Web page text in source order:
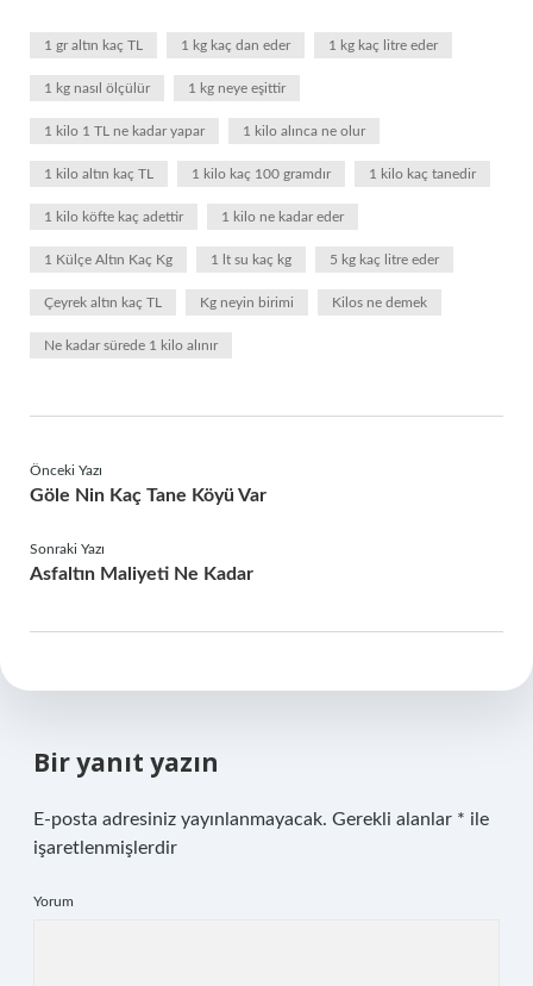
1 gr altın kaç TL 1 kg kaç dan eder 1 kg kaç litre eder
1 kg nasıl ölçülür 1 kg neye eşittir
1 kilo 1 TL ne kadar yapar 1 kilo alınca ne olur
1 kilo altın kaç TL 1 kilo kaç 100 gramdır 1 kilo kaç tanedir
1 kilo köfte kaç adettir 1 kilo ne kadar eder
1 Külçe Altın Kaç Kg 1 lt su kaç kg 5 kg kaç litre eder
Çeyrek altın kaç TL Kg neyin birimi Kilos ne demek
Ne kadar sürede 1 kilo alınır
Önceki Yazı
Göle Nin Kaç Tane Köyü Var
Sonraki Yazı
Asfaltın Maliyeti Ne Kadar
Bir yanıt yazın
E-posta adresiniz yayınlanmayacak. Gerekli alanlar * ile
işaretlenmişlerdir
Yorum